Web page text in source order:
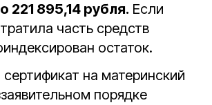
221 895,14 рубля. Если
часть средств
остаток.
на материнский
порядке